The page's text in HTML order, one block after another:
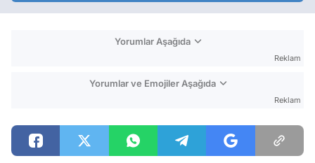
Yorumlar Aşağıda
Reklam
Yorumlar ve Emojiler Aşağıda
Reklam